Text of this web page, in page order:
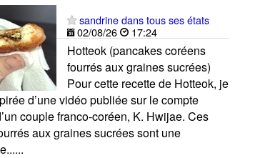
sandrine dans tous ses états
02/08/26
17:24
Hotteok (pancakes coréens
fourrés aux graines sucrées)
Pour cette recette de Hotteok, je
d’une vidéo publiée sur le compte
couple franco-coréen, K. Hwijae. Ces
aux graines sucrées sont une